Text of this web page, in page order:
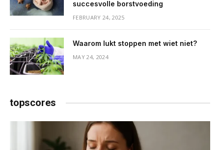
succesvolle borstvoeding
FEBRUARY 24, 2025
Waarom lukt stoppen met wiet niet?
MAY 24, 2024
topscores